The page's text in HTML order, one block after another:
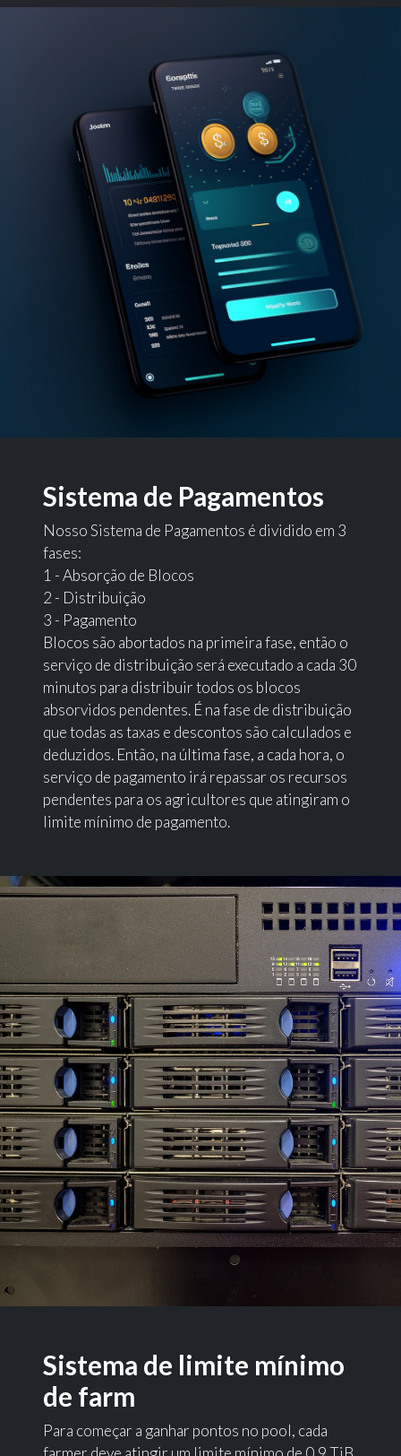
Sistema de Pagamentos
Nosso Sistema de Pagamentos é dividido em 3
fases:
1 - Absorção de Blocos
2 - Distribuição
3 - Pagamento
Blocos são abortados na primeira fase, então o
serviço de distribuição será executado a cada 30
minutos para distribuir todos os blocos
absorvidos pendentes. É na fase de distribuição
que todas as taxas e descontos são calculados e
deduzidos. Então, na última fase, a cada hora, o
serviço de pagamento irá repassar os recursos
pendentes para os agricultores que atingiram o
limite mínimo de pagamento.
Sistema de limite mínimo
de farm
Para começar a ganhar pontos no pool, cada